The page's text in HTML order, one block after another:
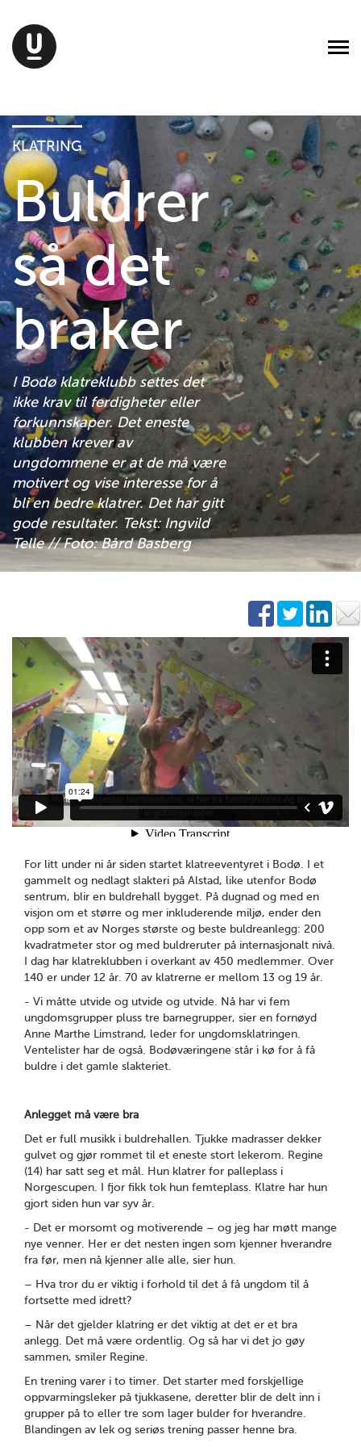
KLATRING
Buldrer
så det
braker
I Bodø klatreklubb settes det
ikke krav til ferdigheter eller
forkunnskaper. Det eneste
klubben krever av
ungdommene er at de må være
motivert og vise interesse for å
bli en bedre klatrer. Det har gitt
gode resultater. Tekst: Ingvild
Telle // Foto: Bård Basberg
For litt under ni år siden startet klatreeventyret i Bodø. I et
gammelt og nedlagt slakteri på Alstad, like utenfor Bodø
sentrum, blir en buldrehall bygget. På dugnad og med en
visjon om et større og mer inkluderende miljø, ender den
opp som et av Norges største og beste buldreanlegg: 200
kvadratmeter stor og med buldreruter på internasjonalt nivå.
I dag har klatreklubben i overkant av 450 medlemmer. Over
140 er under 12 år. 70 av klatrerne er mellom 13 og 19 år.
- Vi måtte utvide og utvide og utvide. Nå har vi fem
ungdomsgrupper pluss tre barnegrupper, sier en fornøyd
Anne Marthe Limstrand, leder for ungdomsklatringen.
Ventelister har de også. Bodøværingene står i kø for å få
buldre i det gamle slakteriet.
Anlegget må være bra
Det er full musikk i buldrehallen. Tjukke madrasser dekker
gulvet og gjør rommet til et eneste stort lekerom. Regine
(14) har satt seg et mål. Hun klatrer for palleplass i
Norgescupen. I fjor fikk tok hun femteplass. Klatre har hun
gjort siden hun var syv år.
- Det er morsomt og motiverende – og jeg har møtt mange
nye venner. Her er det nesten ingen som kjenner hverandre
fra før, men nå kjenner alle alle, sier hun.
– Hva tror du er viktig i forhold til det å få ungdom til å
fortsette med idrett?
– Når det gjelder klatring er det viktig at det er et bra
anlegg. Det må være ordentlig. Og så har vi det jo gøy
sammen, smiler Regine.
En trening varer i to timer. Det starter med forskjellige
oppvarmingsleker på tjukkasene, deretter blir de delt inn i
grupper på to eller tre som lager bulder for hverandre.
Blandingen av lek og seriøs trening passer henne bra.